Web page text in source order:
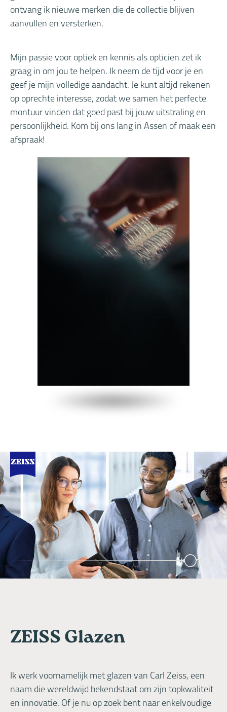
ontvang ik nieuwe merken die de collectie blijven
aanvullen en versterken.
Mijn passie voor optiek en kennis als opticien zet ik
graag in om jou te helpen. Ik neem de tijd voor je en
geef je mijn volledige aandacht. Je kunt altijd rekenen
op oprechte interesse, zodat we samen het perfecte
montuur vinden dat goed past bij jouw uitstraling en
persoonlijkheid. Kom bij ons lang in Assen of maak een
afspraak!
ZEISS Glazen
Ik werk voornamelijk met glazen van Carl Zeiss, een
naam die wereldwijd bekendstaat om zijn topkwaliteit
en innovatie. Of je nu op zoek bent naar enkelvoudige